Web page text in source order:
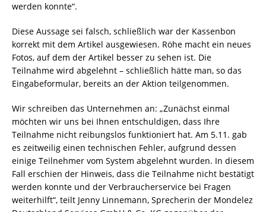
werden konnte“.
Diese Aussage sei falsch, schließlich war der Kassenbon
korrekt mit dem Artikel ausgewiesen. Röhe macht ein neues
Fotos, auf dem der Artikel besser zu sehen ist. Die
Teilnahme wird abgelehnt – schließlich hätte man, so das
Eingabeformular, bereits an der Aktion teilgenommen.
Wir schreiben das Unternehmen an: „Zunächst einmal
möchten wir uns bei Ihnen entschuldigen, dass Ihre
Teilnahme nicht reibungslos funktioniert hat. Am 5.11. gab
es zeitweilig einen technischen Fehler, aufgrund dessen
einige Teilnehmer vom System abgelehnt wurden. In diesem
Fall erschien der Hinweis, dass die Teilnahme nicht bestätigt
werden konnte und der Verbraucherservice bei Fragen
weiterhilft“, teilt Jenny Linnemann, Sprecherin der Mondelez